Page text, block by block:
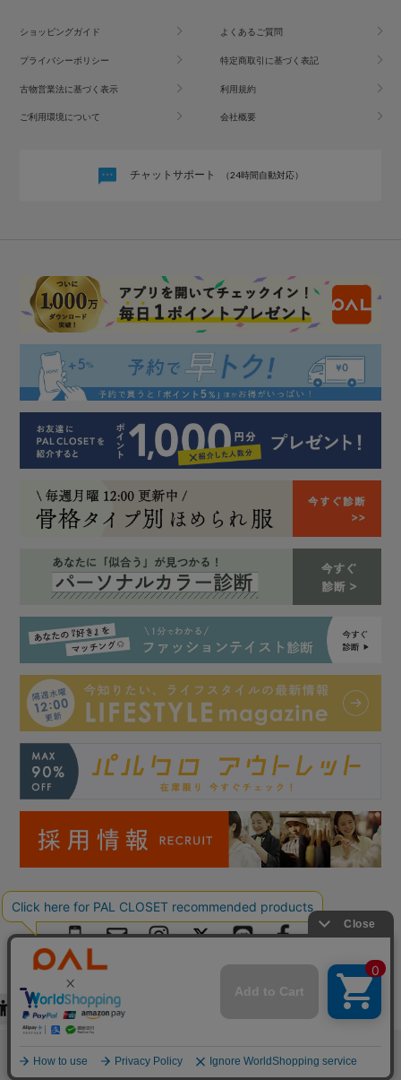
ショッピングガイド よくあるご質問
プライバシーポリシー 特定商取引に基づく表記
古物営業法に基づく表示 利用規約
ご利用環境について 会社概要
チャットサポート （24時間自動対応）